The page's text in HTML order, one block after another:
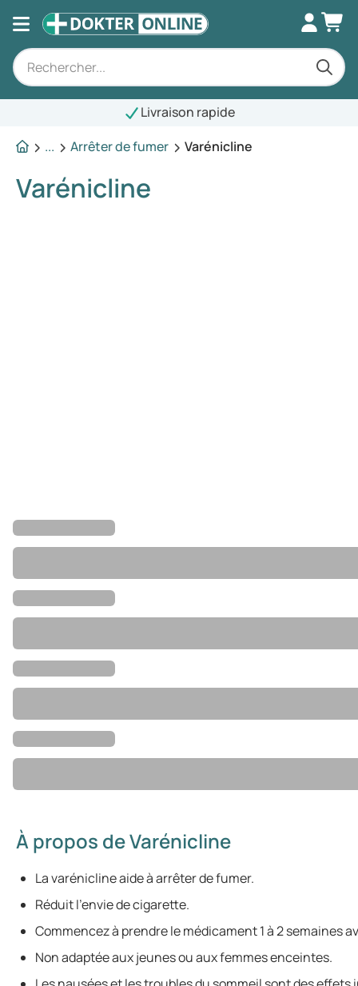
Livraison rapide
...
Arrêter de fumer Varénicline
Varénicline
À propos de Varénicline
La varénicline aide à arrêter de fumer.
Réduit l'envie de cigarette.
Commencez à prendre le médicament 1 à 2 semaines
Non adaptée aux jeunes ou aux femmes enceintes.